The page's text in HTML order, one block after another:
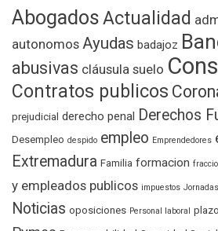
AbogadosActualidad
autonomos Ayudas badajoz
abusivas cláusula suelo
Contratos publicos
prejudicial derecho penal Derechos
Desempleo despido empleo Emprendedores
Extremadura Familia formacion
y empleados publicos impuestos Jornadas
Noticias oposiciones Personal laboral